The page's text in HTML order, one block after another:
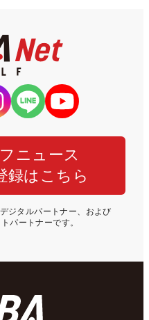
ニュース
録はこちら
ジタルパートナー、および
パートナーです。